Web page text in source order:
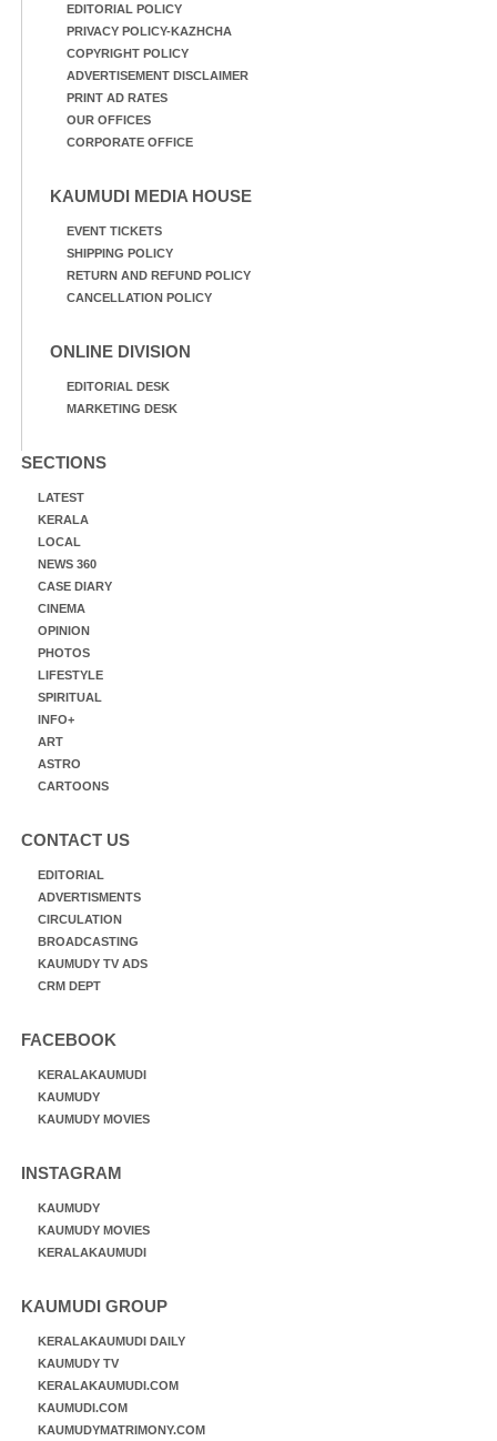
EDITORIAL POLICY
PRIVACY POLICY-KAZHCHA
COPYRIGHT POLICY
ADVERTISEMENT DISCLAIMER
PRINT AD RATES
OUR OFFICES
CORPORATE OFFICE
KAUMUDI MEDIA HOUSE
EVENT TICKETS
SHIPPING POLICY
RETURN AND REFUND POLICY
CANCELLATION POLICY
ONLINE DIVISION
EDITORIAL DESK
MARKETING DESK
SECTIONS
LATEST
KERALA
LOCAL
NEWS 360
CASE DIARY
CINEMA
OPINION
PHOTOS
LIFESTYLE
SPIRITUAL
INFO+
ART
ASTRO
CARTOONS
CONTACT US
EDITORIAL
ADVERTISMENTS
CIRCULATION
BROADCASTING
KAUMUDY TV ADS
CRM DEPT
FACEBOOK
KERALAKAUMUDI
KAUMUDY
KAUMUDY MOVIES
INSTAGRAM
KAUMUDY
KAUMUDY MOVIES
KERALAKAUMUDI
KAUMUDI GROUP
KERALAKAUMUDI DAILY
KAUMUDY TV
KERALAKAUMUDI.COM
KAUMUDI.COM
KAUMUDYMATRIMONY.COM